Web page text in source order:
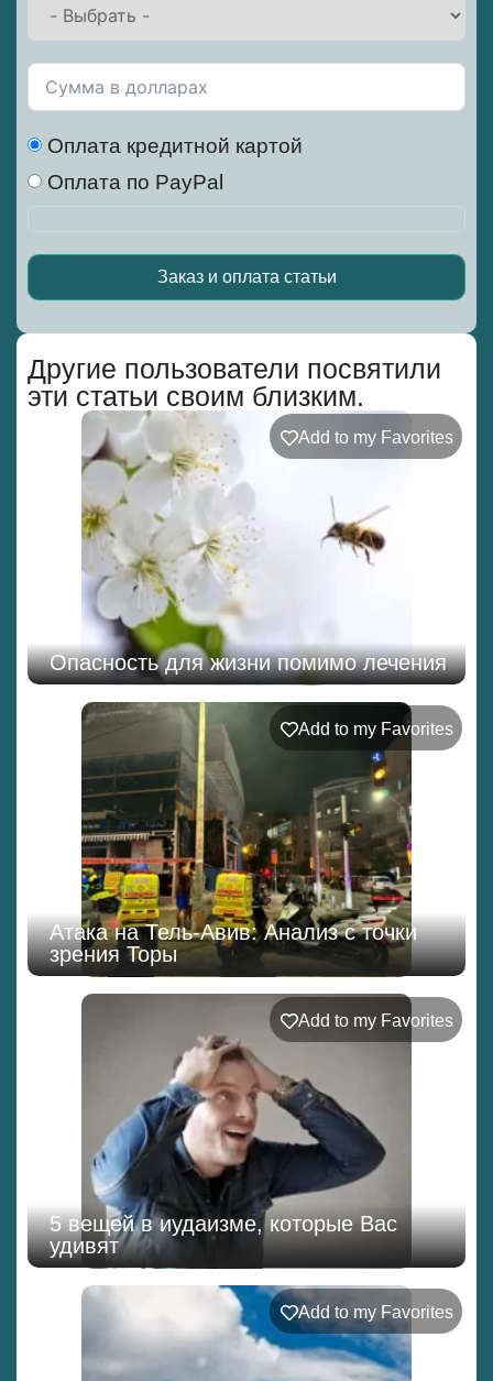
Другие пользователи посвятили
эти статьи своим близким.
Add to my Favorites
Опасность для жизни помимо лечения
Add to my Favorites
Атака на Тель-Авив: Анализ с точки
зрения Торы
Add to my Favorites
5 вещей в иудаизме, которые Вас
удивят
Add to my Favorites
Оплата кредитной картой
Оплата по PayPal
Заказ и оплата статьи
Alternative: